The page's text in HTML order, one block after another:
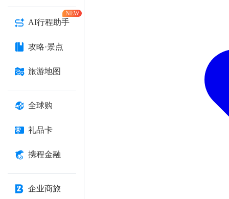
AI行程助手
NEW
攻略·景点
旅游地图
全球购
礼品卡
携程金融
企业商旅